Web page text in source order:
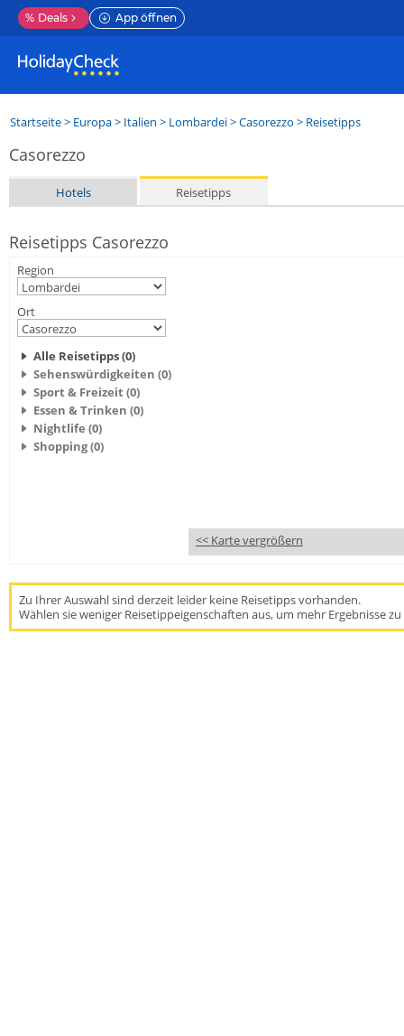
% Deals App öffnen
Startseite> Europa> Italien > Lombardei>Casorezzo > Reisetipps
Casorezzo
Hotels Reisetipps
Reisetipps Casorezzo
Region
Ort
Alle Reisetipps (0)
Sehenswürdigkeiten (0)
Sport & Freizeit (0)
Essen & Trinken (0)
Nightlife (0)
Shopping (0)
<< Karte vergrößern
Zu Ihrer Auswahl sind derzeit leider keine Reisetipps vorhanden.
Wählen sie weniger Reisetippeigenschaften aus, um mehr Ergebnisse